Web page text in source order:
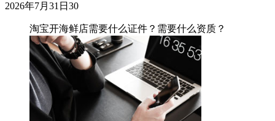
2026年7月31日 30
淘宝开海鲜店需要什么证件？需要什么资质？